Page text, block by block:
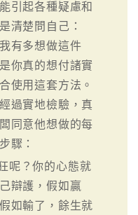
引起各種疑慮和
清楚問自己：
有多想做這件
你真的想付諸實
使用這套方法。
過實地檢驗，真
同意他想做的每
驟：
呢？你的心態就
辯護，假如贏
如輸了，餘生就